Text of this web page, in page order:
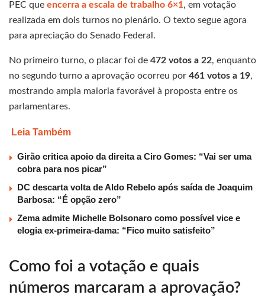
PEC que encerra a escala de trabalho 6×1, em votação
realizada em dois turnos no plenário. O texto segue agora
para apreciação do Senado Federal.
No primeiro turno, o placar foi de 472 votos a 22, enquanto
no segundo turno a aprovação ocorreu por 461 votos a 19,
mostrando ampla maioria favorável à proposta entre os
parlamentares.
Leia Também
Girão critica apoio da direita a Ciro Gomes: “Vai ser uma
cobra para nos picar”
DC descarta volta de Aldo Rebelo após saída de Joaquim
Barbosa: “É opção zero”
Zema admite Michelle Bolsonaro como possível vice e
elogia ex-primeira-dama: “Fico muito satisfeito”
Como foi a votação e quais
números marcaram a aprovação?